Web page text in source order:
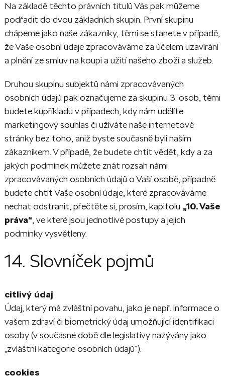
Na základě těchto právních titulů Vás pak můžeme
podřadit do dvou základních skupin. První skupinu
chápeme jako naše zákazníky, těmi se stanete v případě,
že Vaše osobní údaje zpracováváme za účelem uzavírání
a plnění ze smluv na koupi a užití našeho zboží a služeb.
Druhou skupinu subjektů námi zpracovávaných
osobních údajů pak označujeme za skupinu 3. osob, těmi
budete kupříkladu v případech, kdy nám udělíte
marketingový souhlas či užíváte naše internetové
stránky bez toho, aniž byste současně byli naším
zákazníkem. V případě, že budete chtít vědět, kdy a za
jakých podmínek můžete znát rozsah námi
zpracovávaných osobních údajů o Vaší osobě, případně
budete chtít Vaše osobní údaje, které zpracováváme
nechat odstranit, přečtěte si, prosím, kapitolu „10. Vaše
práva“, ve které jsou jednotlivé postupy a jejich
podmínky vysvětleny.
14. Slovníček pojmů
citlivý údaj
Údaj, který má zvláštní povahu, jako je např. informace o
vašem zdraví či biometrický údaj umožňující identiﬁkaci
osoby (v současné době dle legislativy nazývány jako
„zvláštní kategorie osobních údajů“).
cookies